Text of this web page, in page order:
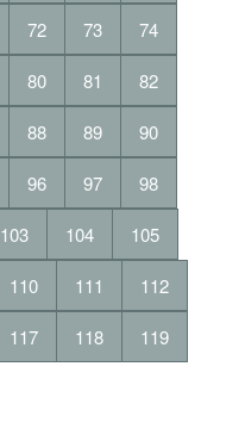
72 73 74
80 81 82
88 89 90
96 97 98
103 104 105
110 111 112
117 118 119